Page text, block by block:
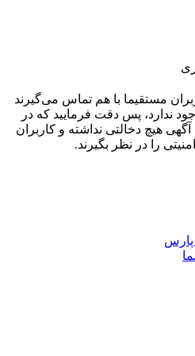
مستقیما با هم تماس می‌گیرند
ندارد، پس دقت فرمایید که در
هیچ دخالتی نداشته و کاربران
را در نظر بگیرند.